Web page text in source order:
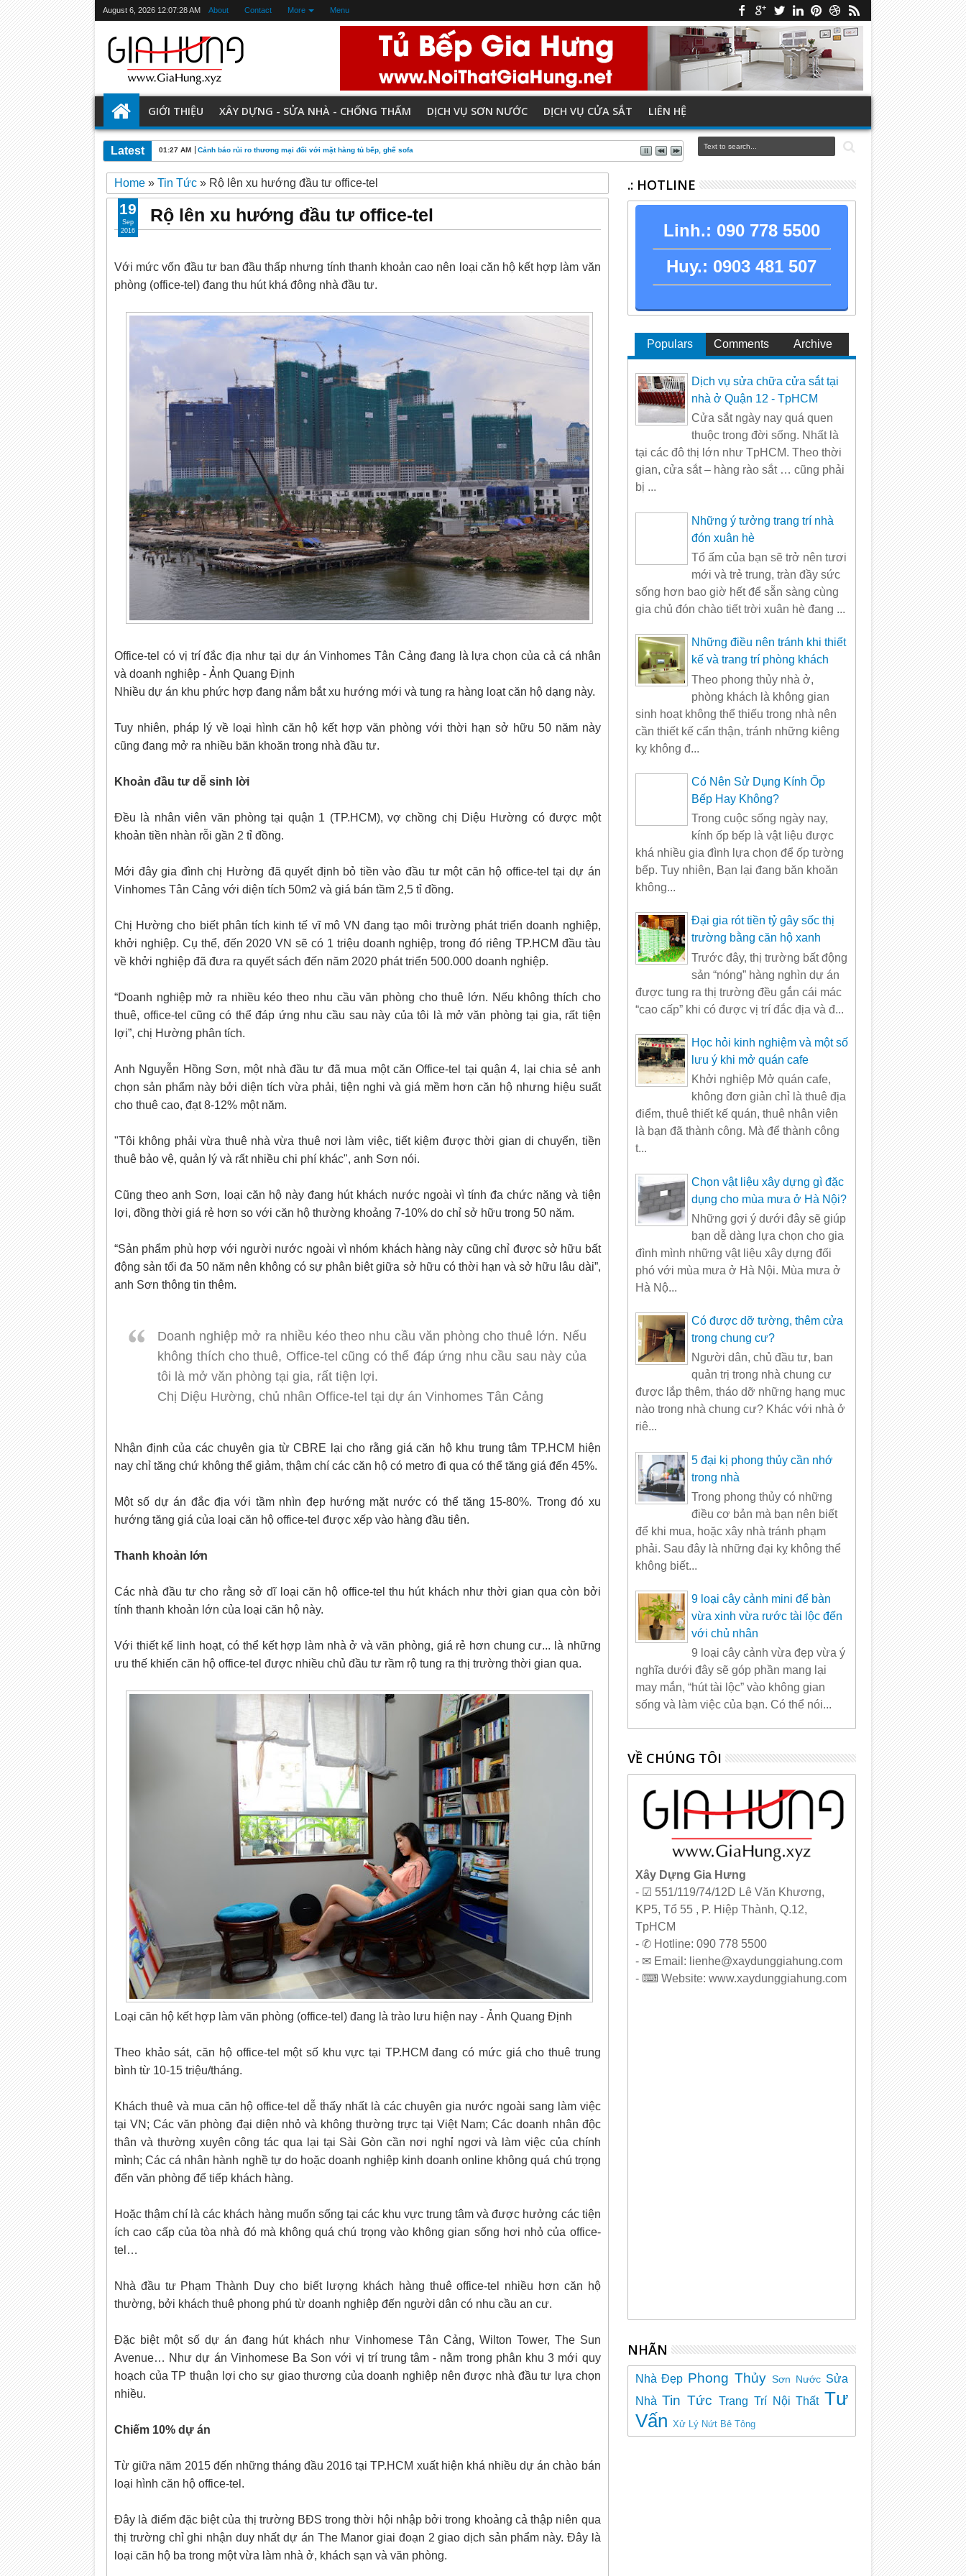
August 6, 2026 12:07:29 AM About Contact More Menu
GIỚI THIỆU XÂY DỰNG - SỬA NHÀ - CHỐNG THẤM DỊCH VỤ SƠN NƯỚC DỊCH VỤ CỬA SẮT LIÊN HỆ
Latest 01:27 AM Cảnh báo rủi ro thương mại đối với mặt hàng tủ bếp, ghế sofa
Home »Tin Tức » Rộ lên xu hướng đầu tư office-tel
Rộ lên xu hướng đầu tư office-tel
Với mức vốn đầu tư ban đầu thấp nhưng tính thanh khoản cao nên loại căn hộ kết hợp làm văn
phòng (office-tel) đang thu hút khá đông nhà đầu tư.
Office-tel có vị trí đắc địa như tại dự án Vinhomes Tân Cảng đang là lựa chọn của cả cá nhân
và doanh nghiệp - Ảnh Quang Định
Nhiều dự án khu phức hợp đang nắm bắt xu hướng mới và tung ra hàng loạt căn hộ dạng này.
Tuy nhiên, pháp lý về loại hình căn hộ kết hợp văn phòng với thời hạn sở hữu 50 năm này
cũng đang mở ra nhiều băn khoăn trong nhà đầu tư.
Khoản đầu tư dễ sinh lời
Đều là nhân viên văn phòng tại quận 1 (TP.HCM), vợ chồng chị Diệu Hường có được một
khoản tiền nhàn rỗi gần 2 tỉ đồng.
Mới đây gia đình chị Hường đã quyết định bỏ tiền vào đầu tư một căn hộ office-tel tại dự án
Vinhomes Tân Cảng với diện tích 50m2 và giá bán tầm 2,5 tỉ đồng.
Chị Hường cho biết phân tích kinh tế vĩ mô VN đang tạo môi trường phát triển doanh nghiệp,
khởi nghiệp. Cụ thể, đến 2020 VN sẽ có 1 triệu doanh nghiệp, trong đó riêng TP.HCM đầu tàu
về khởi nghiệp đã đưa ra quyết sách đến năm 2020 phát triển 500.000 doanh nghiệp.
“Doanh nghiệp mở ra nhiều kéo theo nhu cầu văn phòng cho thuê lớn. Nếu không thích cho
thuê, office-tel cũng có thể đáp ứng nhu cầu sau này của tôi là mở văn phòng tại gia, rất tiện
lợi”, chị Hường phân tích.
Anh Nguyễn Hồng Sơn, một nhà đầu tư đã mua một căn Office-tel tại quận 4, lại chia sẻ anh
chọn sản phẩm này bởi diện tích vừa phải, tiện nghi và giá mềm hơn căn hộ nhưng hiệu suất
cho thuê cao, đạt 8-12% một năm.
"Tôi không phải vừa thuê nhà vừa thuê nơi làm việc, tiết kiệm được thời gian di chuyển, tiền
thuê bảo vệ, quản lý và rất nhiều chi phí khác", anh Sơn nói.
Cũng theo anh Sơn, loại căn hộ này đang hút khách nước ngoài vì tính đa chức năng và tiện
lợi, đồng thời giá rẻ hơn so với căn hộ thường khoảng 7-10% do chỉ sở hữu trong 50 năm.
“Sản phẩm phù hợp với người nước ngoài vì nhóm khách hàng này cũng chỉ được sở hữu bất
động sản tối đa 50 năm nên không có sự phân biệt giữa sở hữu có thời hạn và sở hữu lâu dài”,
anh Sơn thông tin thêm.
Doanh nghiệp mở ra nhiều kéo theo nhu cầu văn phòng cho thuê lớn. Nếu
không thích cho thuê, Office-tel cũng có thể đáp ứng nhu cầu sau này của
tôi là mở văn phòng tại gia, rất tiện lợi.
Chị Diệu Hường, chủ nhân Office-tel tại dự án Vinhomes Tân Cảng
Nhận định của các chuyên gia từ CBRE lại cho rằng giá căn hộ khu trung tâm TP.HCM hiện
nay chỉ tăng chứ không thể giảm, thậm chí các căn hộ có metro đi qua có thể tăng giá đến 45%.
Một số dự án đắc địa với tầm nhìn đẹp hướng mặt nước có thể tăng 15-80%. Trong đó xu
hướng tăng giá của loại căn hộ office-tel được xếp vào hàng đầu tiên.
Thanh khoản lớn
Các nhà đầu tư cho rằng sở dĩ loại căn hộ office-tel thu hút khách như thời gian qua còn bởi
tính thanh khoản lớn của loại căn hộ này.
Với thiết kế linh hoạt, có thể kết hợp làm nhà ở và văn phòng, giá rẻ hơn chung cư... là những
ưu thế khiến căn hộ office-tel được nhiều chủ đầu tư rầm rộ tung ra thị trường thời gian qua.
Loại căn hộ kết hợp làm văn phòng (office-tel) đang là trào lưu hiện nay - Ảnh Quang Định
Theo khảo sát, căn hộ office-tel một số khu vực tại TP.HCM đang có mức giá cho thuê trung
bình từ 10-15 triệu/tháng.
Khách thuê và mua căn hộ office-tel dễ thấy nhất là các chuyên gia nước ngoài sang làm việc
tại VN; Các văn phòng đại diện nhỏ và không thường trực tại Việt Nam; Các doanh nhân độc
thân và thường xuyên công tác qua lại tại Sài Gòn cần nơi nghỉ ngơi và làm việc của chính
mình; Các cá nhân hành nghề tự do hoặc doanh nghiệp kinh doanh online không quá chú trọng
đến văn phòng để tiếp khách hàng.
Hoặc thậm chí là các khách hàng muốn sống tại các khu vực trung tâm và được hưởng các tiện
ích cao cấp của tòa nhà đó mà không quá chú trọng vào không gian sống hơi nhỏ của office-
tel…
Nhà đầu tư Phạm Thành Duy cho biết lượng khách hàng thuê office-tel nhiều hơn căn hộ
thường, bởi khách thuê phong phú từ doanh nghiệp đến người dân có nhu cầu an cư.
Đặc biệt một số dự án đang hút khách như Vinhomese Tân Cảng, Wilton Tower, The Sun
Avenue… Như dự án Vinhomese Ba Son với vị trí trung tâm - nằm trong phân khu 3 mới quy
hoạch của TP thuận lợi cho sự giao thương của doanh nghiệp nên được nhà đầu tư lựa chọn
nhiều.
Chiếm 10% dự án
Từ giữa năm 2015 đến những tháng đầu 2016 tại TP.HCM xuất hiện khá nhiều dự án chào bán
loại hình căn hộ office-tel.
Đây là điểm đặc biệt của thị trường BĐS trong thời hội nhập bởi trong khoảng cả thập niên qua
thị trường chỉ ghi nhận duy nhất dự án The Manor giai đoạn 2 giao dịch sản phẩm này. Đây là
loại căn hộ ba trong một vừa làm nhà ở, khách sạn và văn phòng.
19
Sep
2016
.: HOTLINE
Linh.: 090 778 5500
Huy.: 0903 481 507
Populars Comments Archive
Dịch vụ sửa chữa cửa sắt tại
nhà ở Quận 12 - TpHCM
Cửa sắt ngày nay quá quen
thuộc trong đời sống. Nhất là
tại các đô thị lớn như TpHCM. Theo thời
gian, cửa sắt – hàng rào sắt … cũng phải
bị ...
Những ý tưởng trang trí nhà
đón xuân hè
Tổ ấm của bạn sẽ trở nên tươi
mới và trẻ trung, tràn đầy sức
sống hơn bao giờ hết để sẵn sàng cùng
gia chủ đón chào tiết trời xuân hè đang ...
Những điều nên tránh khi thiết
kế và trang trí phòng khách
Theo phong thủy nhà ở,
phòng khách là không gian
sinh hoạt không thể thiếu trong nhà nên
cần thiết kế cẩn thận, tránh những kiêng
kỵ không đ...
Có Nên Sử Dụng Kính Ốp
Bếp Hay Không?
Trong cuộc sống ngày nay,
kính ốp bếp là vật liệu được
khá nhiều gia đình lựa chọn để ốp tường
bếp. Tuy nhiên, Bạn lại đang băn khoăn
không...
Đại gia rót tiền tỷ gây sốc thị
trường bằng căn hộ xanh
Trước đây, thị trường bất động
sản “nóng” hàng nghìn dự án
được tung ra thị trường đều gắn cái mác
“cao cấp” khi có được vị trí đắc địa và đ...
Học hỏi kinh nghiệm và một số
lưu ý khi mở quán cafe
Khởi nghiệp Mở quán cafe,
không đơn giản chỉ là thuê địa
điểm, thuê thiết kế quán, thuê nhân viên
là bạn đã thành công. Mà để thành công
t...
Chọn vật liệu xây dựng gì đặc
dụng cho mùa mưa ở Hà Nội?
Những gợi ý dưới đây sẽ giúp
bạn dễ dàng lựa chọn cho gia
đình mình những vật liệu xây dựng đối
phó với mùa mưa ở Hà Nội. Mùa mưa ở
Hà Nộ...
Có được dỡ tường, thêm cửa
trong chung cư?
Người dân, chủ đầu tư, ban
quản trị trong nhà chung cư
được lắp thêm, tháo dỡ những hạng mục
nào trong nhà chung cư? Khác với nhà ở
riê...
5 đại kị phong thủy cần nhớ
trong nhà
Trong phong thủy có những
điều cơ bản mà bạn nên biết
để khi mua, hoặc xây nhà tránh phạm
phải. Sau đây là những đại kỵ không thể
không biết...
9 loại cây cảnh mini để bàn
vừa xinh vừa rước tài lộc đến
với chủ nhân
9 loại cây cảnh vừa đẹp vừa ý
nghĩa dưới đây sẽ góp phần mang lại
may mắn, “hút tài lộc” vào không gian
sống và làm việc của bạn. Có thể nói...
VỀ CHÚNG TÔI
Xây Dựng Gia Hưng
- ☑ 551/119/74/12D Lê Văn Khương,
KP5, Tổ 55 , P. Hiệp Thành, Q.12,
TpHCM
- ✆ Hotline: 090 778 5500
- ✉ Email: lienhe@xaydunggiahung.com
- ⌨ Website: www.xaydunggiahung.com
NHÃN
Nhà Đẹp Phong Thủy Sơn Nước Sửa
Nhà Tin Tức Trang Trí Nội Thất Tư
Vấn Xử Lý Nứt Bê Tông